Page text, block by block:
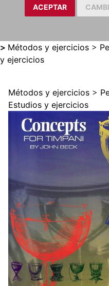
ACEPTAR
> Métodos y ejercicios >
y ejercicios
Métodos y ejercicios >
Estudios y ejercicios